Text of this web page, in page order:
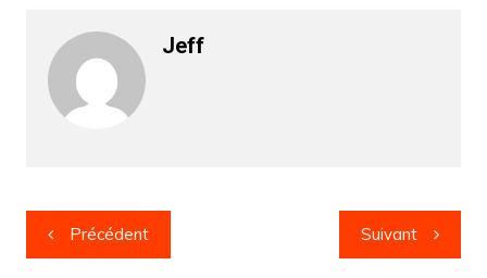
Jeff
Navigation
de
Précédent Suivant